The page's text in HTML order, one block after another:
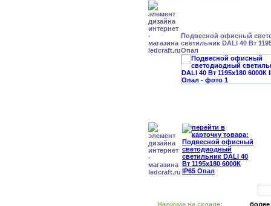
Подвесной офисный
светильник DALI 40 Вт
Опал
Наличие на складе: более